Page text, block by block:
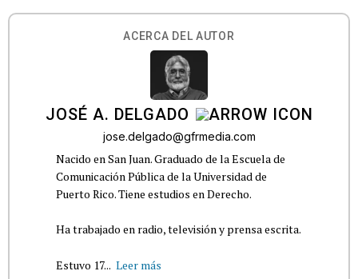
ACERCA DEL AUTOR
JOSÉ A. DELGADO
jose.delgado@gfrmedia.com
Nacido en San Juan. Graduado de la Escuela de
Comunicación Pública de la Universidad de
Puerto Rico. Tiene estudios en Derecho.
Ha trabajado en radio, televisión y prensa escrita.
Estuvo 17... Leer más